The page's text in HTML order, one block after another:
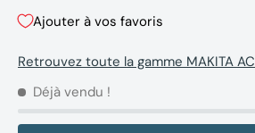
Ajouter à vos favoris
Retrouvez toute la gamme MAKITA
Déjà vendu !